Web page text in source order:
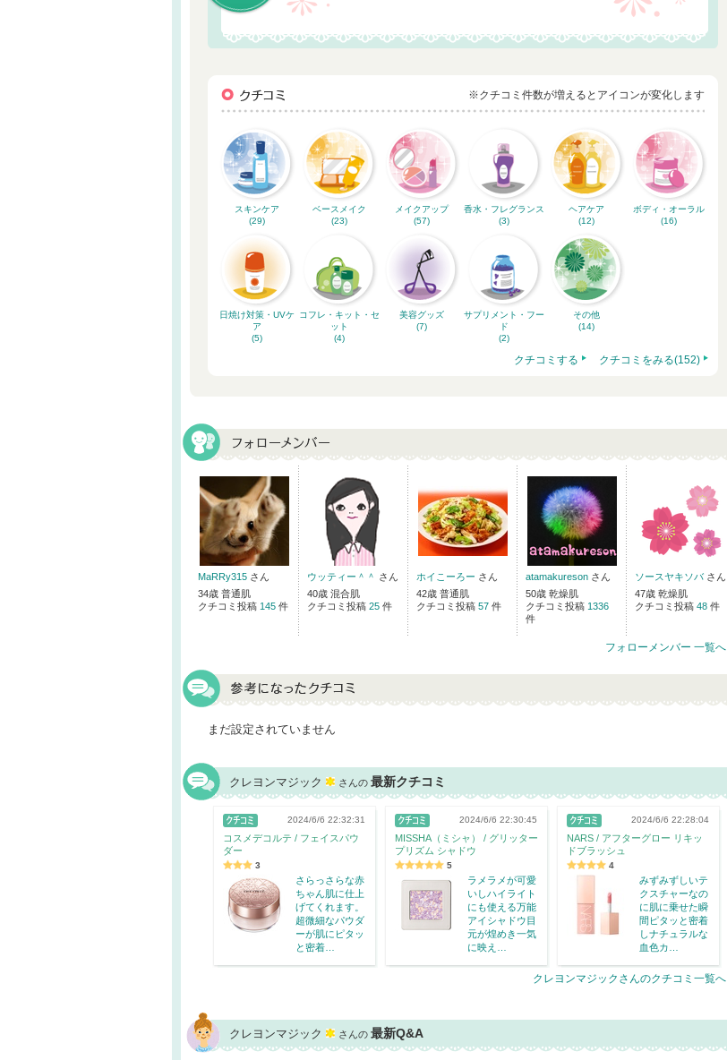
※クチコミ件数が増えるとアイコンが変化します
スキンケア
(29)
ベースメイク
(23)
メイクアップ
(57)
香水・フレグランス
(3)
ヘアケア
(12)
ボディ・オーラル
(16)
日焼け対策・UVケ
ア
(5)
コフレ・キット・セ
ット
(4)
美容グッズ
(7)
サプリメント・フー
ド
(2)
その他
(14)
クチコミする クチコミをみる(152)
MaRRy315 さん
34歳 普通肌
クチコミ投稿 145 件
ウッティー＾＾ さん
40歳 混合肌
クチコミ投稿 25 件
ホイこーろー さん
42歳 普通肌
クチコミ投稿 57 件
atamakureson さん
50歳 乾燥肌
クチコミ投稿 1336
件
ソースヤキソバ さん
47歳 乾燥肌
クチコミ投稿 48 件
フォローメンバー 一覧へ
まだ設定されていません
クレヨンマジック さんの 最新クチコミ
2024/6/6 22:32:31
コスメデコルテ / フェイスパウ
ダー
3
さらっさらな赤
ちゃん肌に仕上
げてくれます。
超微細なパウダ
ーが肌にピタッ
と密着…
2024/6/6 22:30:45
MISSHA（ミシャ） / グリッター
プリズム シャドウ
5
ラメラメが可愛
いしハイライト
にも使える万能
アイシャドウ目
元が煌めき一気
に映え…
2024/6/6 22:28:04
NARS / アフターグロー リキッ
ドブラッシュ
4
みずみずしいテ
クスチャーなの
に肌に乗せた瞬
間ピタッと密着
しナチュラルな
血色カ…
クレヨンマジックさんのクチコミ一覧へ
クレヨンマジック さんの 最新Q&A